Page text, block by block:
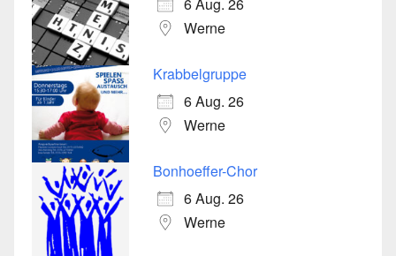
Werne
Krabbelgruppe
6 Aug. 26
Werne
Bonhoeffer-Chor
6 Aug. 26
Werne